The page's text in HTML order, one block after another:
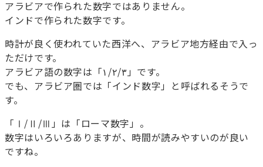
アラビアで作られた数字ではありません。
インドで作られた数字です。
時計が良く使われていた西洋へ、アラビア地方経由で入っ
ただけです。
アラビア語の数字は「١/٢/٣」です。
でも、アラビア圏では「インド数字」と呼ばれるそうで
す。
「Ⅰ/Ⅱ/Ⅲ」は「ローマ数字」。
数字はいろいろありますが、時間が読みやすいのが良い
ですね。